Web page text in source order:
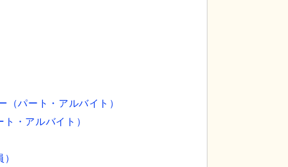
（パート・アルバイト）
・アルバイト）